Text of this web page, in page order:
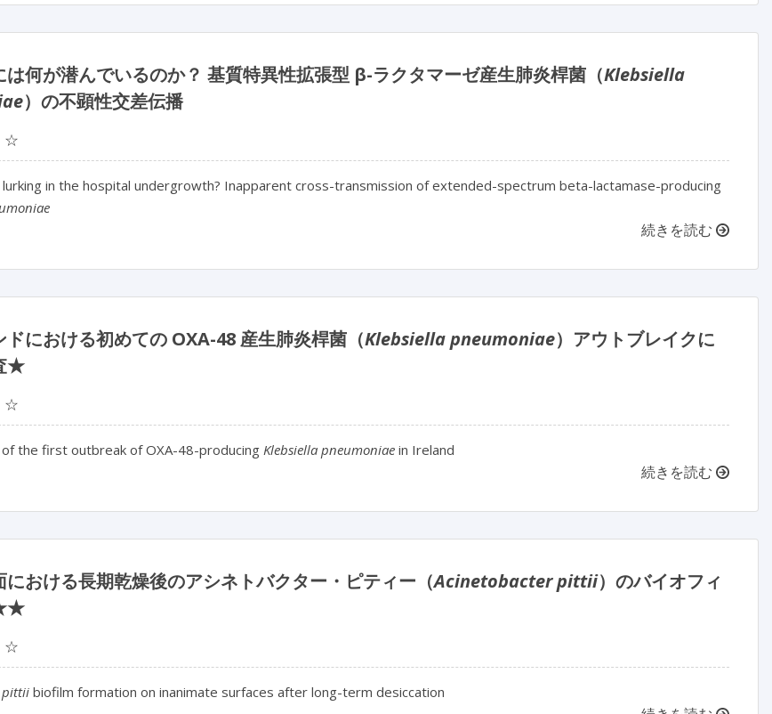
は何が潜んでいるのか？ 基質特異性拡張型 β-ラクタマーゼ産生肺炎桿菌（Klebsiella
）の不顕性交差伝播
☆
in the hospital undergrowth? Inapparent cross-transmission of extended-spectrum beta-lactamase-producing
続きを読む
ドにおける初めての OXA-48 産生肺炎桿菌（Klebsiella pneumoniae）アウトブレイクに
★
☆
the first outbreak of OXA-48-producing Klebsiella pneumoniae in Ireland
続きを読む
における長期乾燥後のアシネトバクター・ピティー（Acinetobacter pittii）のバイオフィ
☆
pittii biofilm formation on inanimate surfaces after long-term desiccation